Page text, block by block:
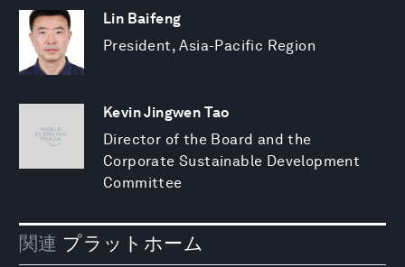
Lin Baifeng
President, Asia-Pacific Region
Kevin Jingwen Tao
Director of the Board and the
Corporate Sustainable Development
Committee
関連 プラットホーム